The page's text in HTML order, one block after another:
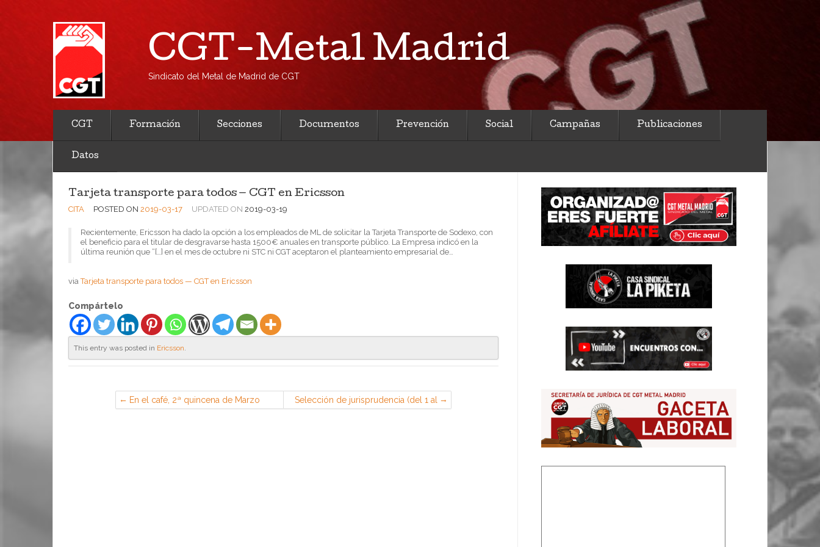
CGT-Metal Madrid
Sindicato del Metal de Madrid de CGT
CGT Formación Secciones Documentos Prevención Social Campañas Publicaciones
Datos
Tarjeta transporte para todos — CGT en Ericsson
CITA POSTED ON 2019-03-17 UPDATED ON 2019-03-19
Recientemente, Ericsson ha dado la opción a los empleados de ML de solicitar la Tarjeta Transporte de Sodexo, con
el beneficio para el titular de desgravarse hasta 1500€ anuales en transporte público. La Empresa indicó en la
última reunión que “[…] en el mes de octubre ni STC ni CGT aceptaron el planteamiento empresarial de…
viaTarjeta transporte para todos — CGT en Ericsson
Compártelo
This entry was posted in Ericsson.
En el café, 2ª quincena de Marzo
2019 (Sección Sindical de CGT en
Selección de jurisprudencia (del 1 al
15 de marzo de 2019)